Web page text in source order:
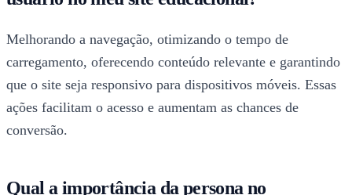
Melhorando a navegação, otimizando o tempo de
carregamento, oferecendo conteúdo relevante e garantindo
que o site seja responsivo para dispositivos móveis. Essas
ações facilitam o acesso e aumentam as chances de
conversão.
Qual a importância da persona no